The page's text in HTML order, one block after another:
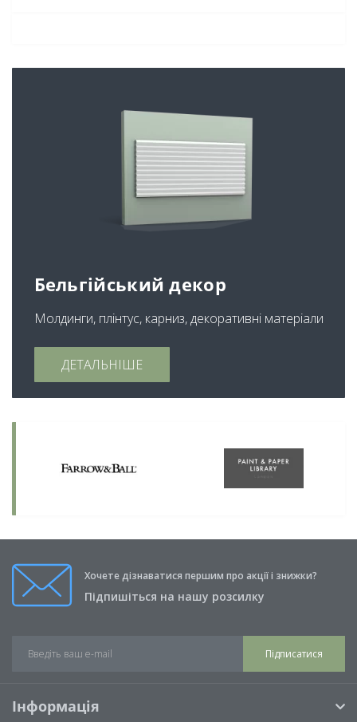
Бельгійський декор
Молдинги, плінтус, карниз, декоративні матеріали
ДЕТАЛЬНІШЕ
Хочете дізнаватися першим про акції і знижки?
Підпишіться на нашу розсилку
Підписатися
Інформація